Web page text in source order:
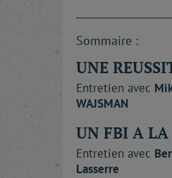
Sommaire :
UNE
Entretien avec
WAJSMAN
UN FBI A LA
Entretien avec
Lasserre